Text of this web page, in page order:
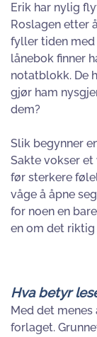
Erik har nylig
Roslagen etter
fyller tiden med
lånebok finner
notatblokk. De
gjør ham
dem?
Slik begynner
Sakte vokser
før sterkere
våge å åpne
for noen en
en om det riktig
Hva betyr
Med det
forlaget.